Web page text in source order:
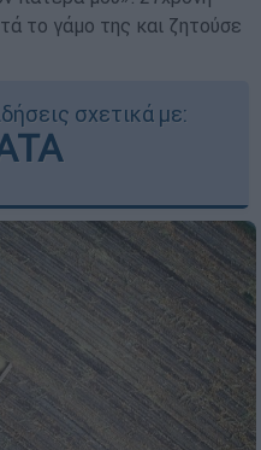
το γάμο της και ζητούσε
σχετικά με: